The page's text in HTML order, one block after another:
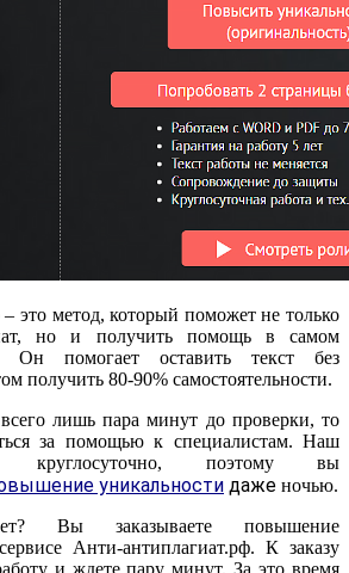
это метод, который поможет не только
но и получить помощь в самом
Он помогает оставить текст без
получить 80-90% самостоятельности.
лишь пара минут до проверки, то
за помощью к специалистам. Наш
круглосуточно, поэтому вы
уникальности даже ночью.
Вы заказываете повышение
Анти-антиплагиат.рф. К заказу